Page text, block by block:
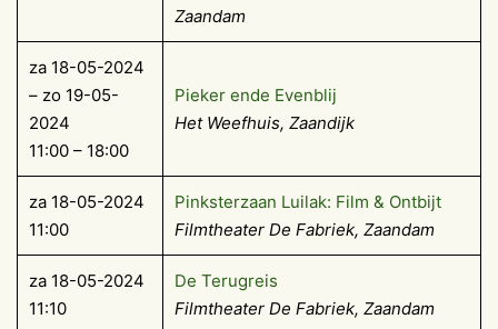
Zaandam
za 18-05-2024
– zo 19-05-
2024
11:00 – 18:00
Pieker ende Evenblij
Het Weefhuis, Zaandijk
za 18-05-2024
11:00
Pinksterzaan Luilak: Film & Ontbijt
Filmtheater De Fabriek, Zaandam
za 18-05-2024
11:10
De Terugreis
Filmtheater De Fabriek, Zaandam